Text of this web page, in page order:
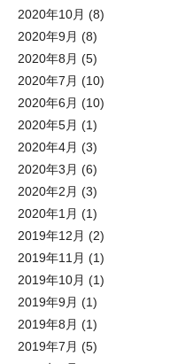
2020年10月 (8)
2020年9月 (8)
2020年8月 (5)
2020年7月 (10)
2020年6月 (10)
2020年5月 (1)
2020年4月 (3)
2020年3月 (6)
2020年2月 (3)
2020年1月 (1)
2019年12月 (2)
2019年11月 (1)
2019年10月 (1)
2019年9月 (1)
2019年8月 (1)
2019年7月 (5)